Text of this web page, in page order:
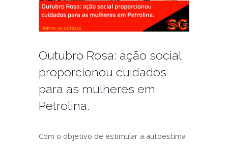
Outubro Rosa: ação social
proporcionou cuidados
para as mulheres em
Petrolina.
Com o objetivo de estimular a autoestima